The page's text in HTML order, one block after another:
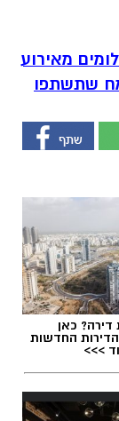
מאירוע
שתשתפו
כאן
החדשות
>>>